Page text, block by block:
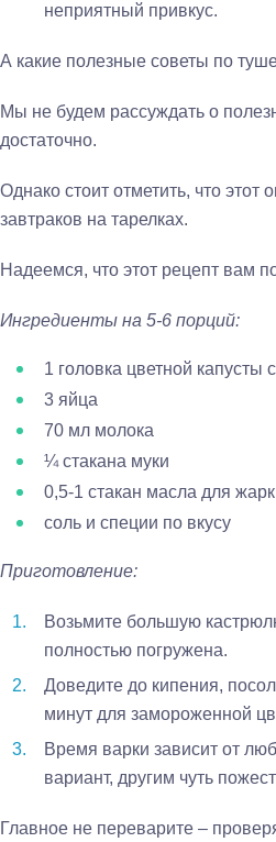
неприятный привкус.
А какие полезные советы по
Мы не будем рассуждать о
достаточно.
Однако стоит отметить, что
завтраков на тарелках.
Надеемся, что этот рецепт вам
Ингредиенты на 5-6 порций:
1 головка цветной
3 яйца
70 мл молока
¼ стакана муки
0,5-1 стакан масла для
соль и специи по вкусу
Приготовление:
Возьмите большую
полностью погружена.
Доведите до кипения,
минут для замороженной
Время варки зависит от
вариант, другим чуть
Главное не переварите –